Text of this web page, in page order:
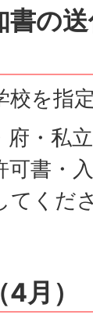
書の
校を指
府・私
可書・
くだ
月）